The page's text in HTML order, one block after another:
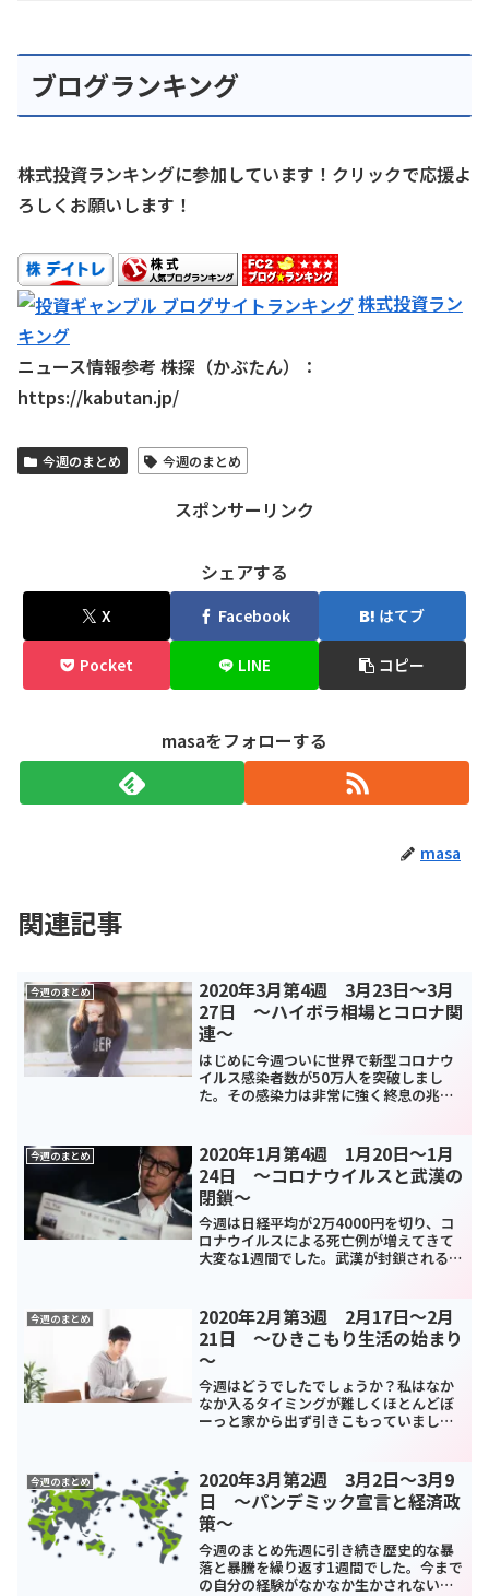
ブログランキング
株式投資ランキングに参加しています！クリックで応援よ
ろしくお願いします！
株式投資ラン
キング
ニュース情報参考 株探（かぶたん）：
https://kabutan.jp/
今週のまとめ 今週のまとめ
スポンサーリンク
シェアする
X Facebook はてブ
Pocket LINE コピー
masaをフォローする
masa
関連記事
今週のまとめ
2020年3月第4週 3月23日～3月
27日 ～ハイボラ相場とコロナ関
連～
はじめに今週ついに世界で新型コロナウ
イルス感染者数が50万人を突破しまし
た。その感染力は非常に強く終息の兆し
あることは明らかでしょう。日経平均の
上げ幅は2800円を超え...
今週のまとめ
2020年1月第4週 1月20日～1月
24日 ～コロナウイルスと武漢の
閉鎖～
今週は日経平均が2万4000円を切り、コ
ロナウイルスによる死亡例が増えてきて
大変な1週間でした。武漢が封鎖されるニ
来週はイギリスのEU離脱とか決算とか多
いですし注目でき...
今週のまとめ
2020年2月第3週 2月17日～2月
21日 ～ひきこもり生活の始まり
～
今週はどうでしたでしょうか？私はなか
なか入るタイミングが難しくほとんどぼ
ーっと家から出ず引きこもっていました
思います。海外勢が日本株から手を引い
て資金流出してる感ありま...
今週のまとめ
2020年3月第2週 3月2日～3月9
日 ～パンデミック宣言と経済政
策～
今週のまとめ先週に引き続き歴史的な暴
落と暴騰を繰り返す1週間でした。今まで
の自分の経験がなかなか生かされないそ